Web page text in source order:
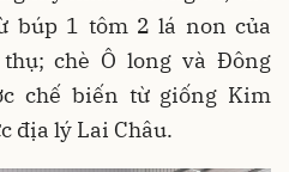
búp 1 tôm 2 lá non của
chè Ô long và Đông
chế biến từ giống Kim
địa lý Lai Châu.